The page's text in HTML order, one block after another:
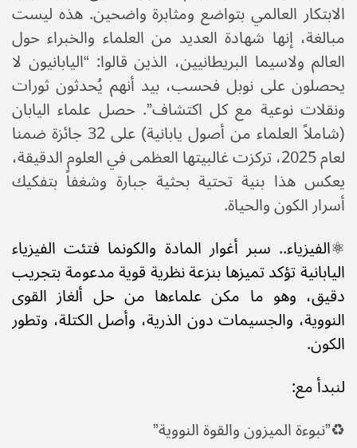
الابتكار العالمي بتواضع ومثابرة واضحين. هذه ليست
مبالغة، إنها شهادة العديد من العلماء والخبراء حول
العالم ولاسيما البريطانيين، الذين قالوا: “اليابانيون لا
يحصلون على نوبل فحسب، بيد أنهم يُحدثون ثورات
ونقلات نوعية مع كل اكتشاف”. حصل علماء اليابان
(شاملاً العلماء من أصول يابانية) على 32 جائزة ضمنا
لعام 2025، تركزت غالبيتها العظمى في العلوم الدقيقة،
يعكس هذا بنية تحتية بحثية جبارة وشغفاً بتفكيك
أسرار الكون والحياة.
⚛️​الفيزياء.. سبر أغوار المادة والكون​ما فتئت الفيزياء
اليابانية تؤكد تميزها بنزعة نظرية قوية مدعومة بتجريب
دقيق، وهو ما مكن علماءها من حل ألغاز القوى
النووية، والجسيمات دون الذرية، وأصل الكتلة، وتطور
الكون.
لنبدأ مع:
♻️​”نبوءة الميزون والقوة النووية”